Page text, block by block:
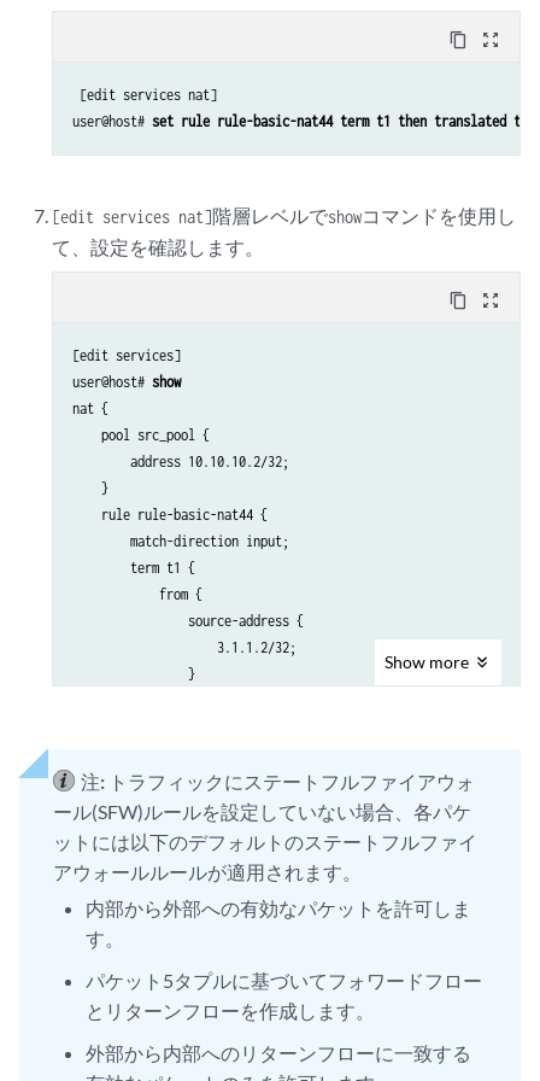
content_copy zoom_out_map
[edit services nat]
user@host# set rule rule-basic-nat44 term t1 then translated
[edit services nat]階層レベルでshowコマンドを使用し
て、設定を確認します。
content_copy zoom_out_map
[edit services]
user@host# show
nat {
    pool src_pool {
        address 10.10.10.2/32;
    }
    rule rule-basic-nat44 {
        match-direction input;
        term t1 {
            from {
                source-address {
                    3.1.1.2/32;
                }
                    source-pool src_pool;
                    translation-type {
                        basic-nat44;
                }
            }
        }
Show more
注: トラフィックにステートフルファイアウォ
ール(SFW)ルールを設定していない場合、各パケ
ットには以下のデフォルトのステートフルファイ
アウォールルールが適用されます。
内部から外部への有効なパケットを許可しま
す。
パケット5タプルに基づいてフォワードフロー
とリターンフローを作成します。
外部から内部へのリターンフローに一致する